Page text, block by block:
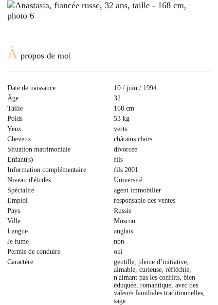
À propos de moi
Date de naissance
10 / juin / 1994
Âge
32
Taille
168 cm
Poids
53 kg
Yeux
verts
Cheveux
сhâtains clairs
Situation matrimoniale
divorcée
Enfant(s)
fils
Information complémentaire
fils 2001
Niveau d'études
Université
Spécialité
agent immobilier
Emploi
responsable des ventes
Pays
Russie
Ville
Moscou
Langue
anglais
Je fume
non
Permis de conduire
oui
Caractère
gentille, pleine d’initiative,
aimable, curieuse, réfléchie,
n'aimant pas les conflits, bien
éduquée, romantique, avec des
valeurs familiales traditionnelles,
sage